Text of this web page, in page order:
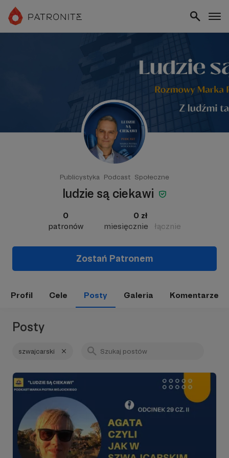
Publicystyka Podcast Społeczne
ludzie są ciekawi
0
patronów
0 zł
miesięcznie
łącznie
Zostań Patronem
Profil Cele Posty Galeria Komentarze
Posty
szwajcarski